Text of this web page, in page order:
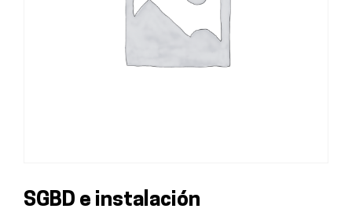
SGBD e instalación